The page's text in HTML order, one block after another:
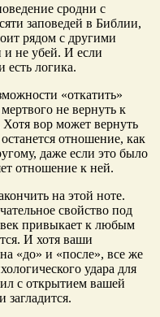
сродни с
заповедей в Библии,
рядом с другими
и не убей. И если
есть логика.
«откатить»
не вернуть к
вор может вернуть
отношение, как
даже если это было
отношение к ней.
на этой ноте.
свойство под
привыкает к любым
И хотя ваши
«до» и «после», все же
удара для
с открытием вашей